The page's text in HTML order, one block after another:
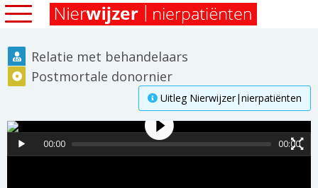
Relatie met behandelaars
Postmortale donornier
Uitleg Nierwijzer|nierpatiënten
00:00 00:00